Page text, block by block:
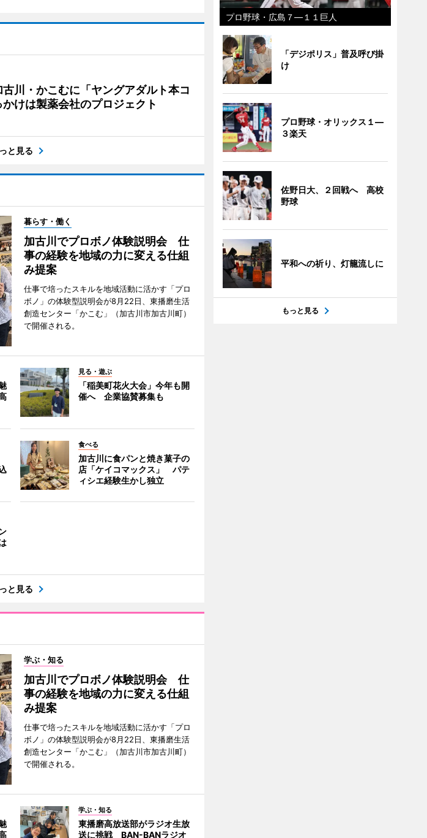
古川・かこむに「ヤングアダルト本コ
けは製薬会社のプロジェクト
と見る
暮らす・働く
加古川でプロボノ体験説明会 仕
事の経験を地域の力に変える仕組
み提案
仕事で培ったスキルを地域活動に活かす「プロ
ボノ」の体験型説明会が8月22日、東播磨生活
創造センター「かこむ」（加古川市加古川町）
で開催される。
見る・遊ぶ
「稲美町花火大会」今年も開
催へ 企業協賛募集も
食べる
加古川に食パンと焼き菓子の
店「ケイコマックス」 パテ
ィシエ経験生かし独立
と見る
学ぶ・知る
加古川でプロボノ体験説明会 仕
事の経験を地域の力に変える仕組
み提案
仕事で培ったスキルを地域活動に活かす「プロ
ボノ」の体験型説明会が8月22日、東播磨生活
創造センター「かこむ」（加古川市加古川町）
で開催される。
学ぶ・知る
東播磨高放送部がラジオ生放
送に挑戦 BAN-BANラジオ
プロ野球・広島７―１１巨人
「デジポリス」普及呼び掛
け
プロ野球・オリックス１―
３楽天
佐野日大、２回戦へ 高校
野球
平和への祈り、灯籠流しに
もっと見る